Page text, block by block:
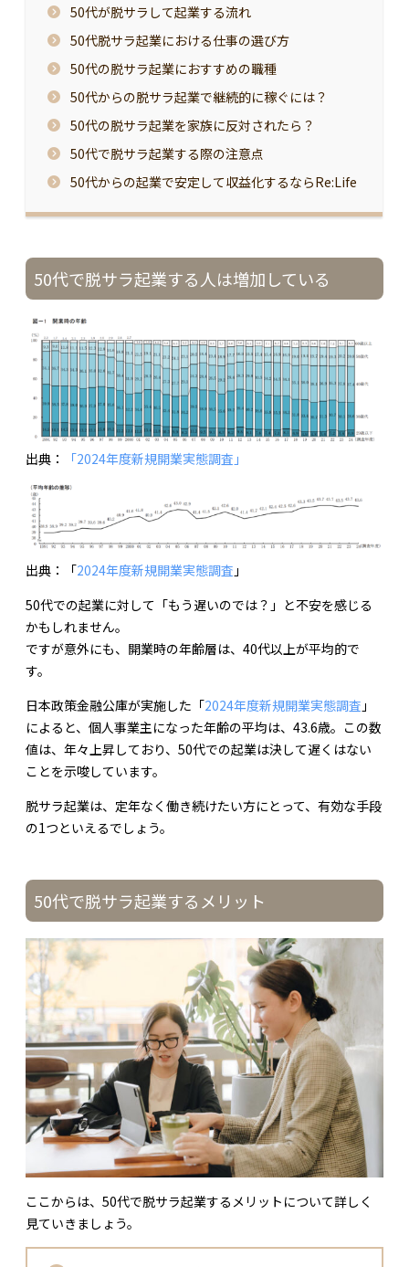
50代が脱サラして起業する流れ
50代脱サラ起業における仕事の選び方
50代の脱サラ起業におすすめの職種
50代からの脱サラ起業で継続的に稼ぐには？
50代の脱サラ起業を家族に反対されたら？
50代で脱サラ起業する際の注意点
50代からの起業で安定して収益化するならRe:Life
50代で脱サラ起業する人は増加している
出典： 「2024年度新規開業実態調査」
出典：「2024年度新規開業実態調査 」
50代での起業に対して「もう遅いのでは？」と不安を感じる
かもしれません。
ですが意外にも、開業時の年齢層は、40代以上が平均的で
す。
日本政策金融公庫が実施した「2024年度新規開業実態調査 」
によると、個人事業主になった年齢の平均は、43.6歳。この数
値は、年々上昇しており、50代での起業は決して遅くはない
ことを示唆しています。
脱サラ起業は、定年なく働き続けたい方にとって、有効な手段
の1つといえるでしょう。
50代で脱サラ起業するメリット
ここからは、50代で脱サラ起業するメリットについて詳しく
見ていきましょう。